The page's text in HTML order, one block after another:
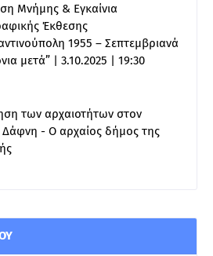
Μνήμης & Εγκαίνια
Έκθεσης
1955 – Σεπτεμβριανά
μετά” | 3.10.2025 | 19:30
των αρχαιοτήτων στον
- Ο αρχαίος δήμος της